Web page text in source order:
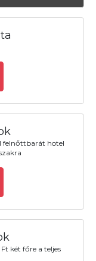
felnőttbarát hotel
két főre a teljes